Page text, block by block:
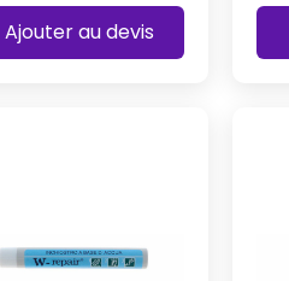
Ajouter au devis